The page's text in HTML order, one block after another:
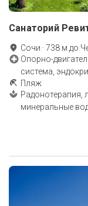
Санаторий
Сочи ·738 м до
Опорно-
система,
Пляж
Радонотерапия,
минеральные